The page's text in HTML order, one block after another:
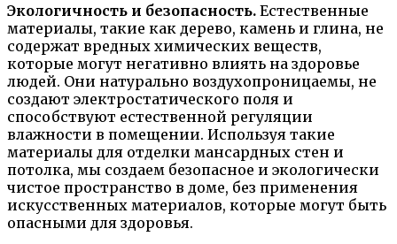
Экологичность и безопасность. Естественные
материалы, такие как дерево, камень и глина, не
содержат вредных химических веществ,
которые могут негативно влиять на здоровье
людей. Они натурально воздухопроницаемы, не
создают электростатического поля и
способствуют естественной регуляции
влажности в помещении. Используя такие
материалы для отделки мансардных стен и
потолка, мы создаем безопасное и экологически
чистое пространство в доме, без применения
искусственных материалов, которые могут быть
опасными для здоровья.